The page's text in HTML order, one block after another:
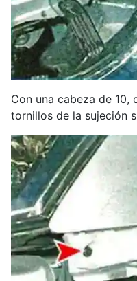
Con una cabeza de 10,
tornillos de la sujeción